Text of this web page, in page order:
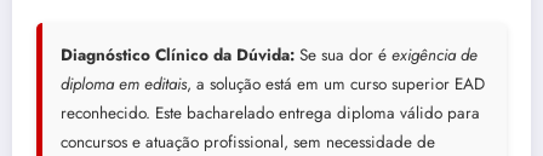
Diagnóstico Clínico da Dúvida: Se sua dor é exigência de
diploma em editais, a solução está em um curso superior EAD
reconhecido. Este bacharelado entrega diploma válido para
concursos e atuação profissional, sem necessidade de